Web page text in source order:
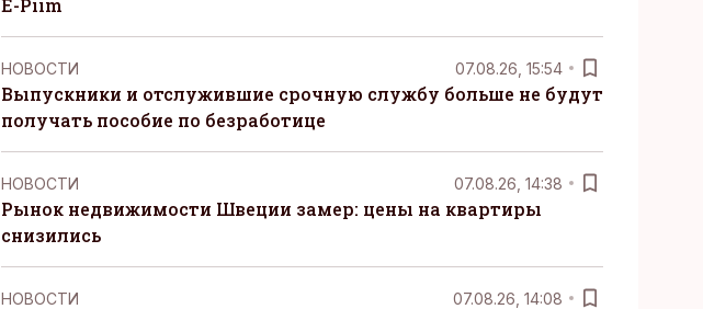
E-Piim
НОВОСТИ 07.08.26, 15:54
Выпускники и отслужившие срочную службу больше не будут
получать пособие по безработице
НОВОСТИ 07.08.26, 14:38
Рынок недвижимости Швеции замер: цены на квартиры
снизились
НОВОСТИ 07.08.26, 14:08